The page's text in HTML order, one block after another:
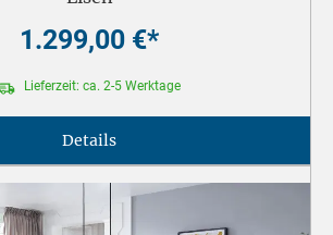
1.299,00 €*
Lieferzeit: ca. 2-5 Werktage
Details